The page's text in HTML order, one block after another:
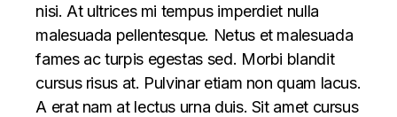
nisi. At ultrices mi tempus imperdiet nulla
malesuada pellentesque. Netus et malesuada
fames ac turpis egestas sed. Morbi blandit
cursus risus at. Pulvinar etiam non quam lacus.
A erat nam at lectus urna duis. Sit amet cursus